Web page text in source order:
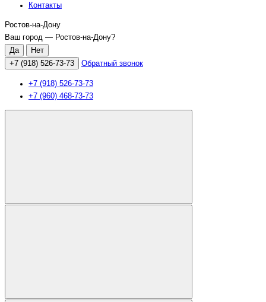
Контакты
Ростов-на-Дону
Ваш город — Ростов-на-Дону?
+7 (918) 526-73-73 Обратный звонок
+7 (918) 526-73-73
+7 (960) 468-73-73